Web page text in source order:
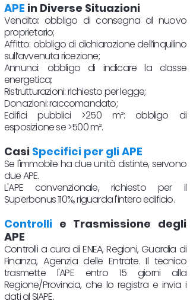
APE in Diverse Situazioni
Vendita: obbligo di consegna al nuovo
proprietario;
Affitto: obbligo di dichiarazione dell’inquilino
sull’avvenuta ricezione;
Annunci: obbligo di indicare la classe
energetica;
Ristrutturazioni: richiesto per legge;
Donazioni: raccomandato;
Edifici pubblici >250 m²: obbligo di
esposizione se >500 m².
Casi Specifici per gli APE
Se l'immobile ha due unità distinte, servono
due APE.
L'APE convenzionale, richiesto per il
Superbonus 110%, riguarda l'intero edificio.
Controlli e Trasmissione degli
APE
Controlli a cura di ENEA, Regioni, Guardia di
Finanza, Agenzia delle Entrate. Il tecnico
trasmette l'APE entro 15 giorni alla
Regione/Provincia, che lo registra e invia i
dati al SIAPE.